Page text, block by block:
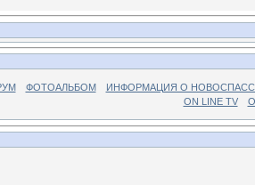
ФОТОАЛЬБОМ
ИНФОРМАЦИЯ О
ON LINE TV